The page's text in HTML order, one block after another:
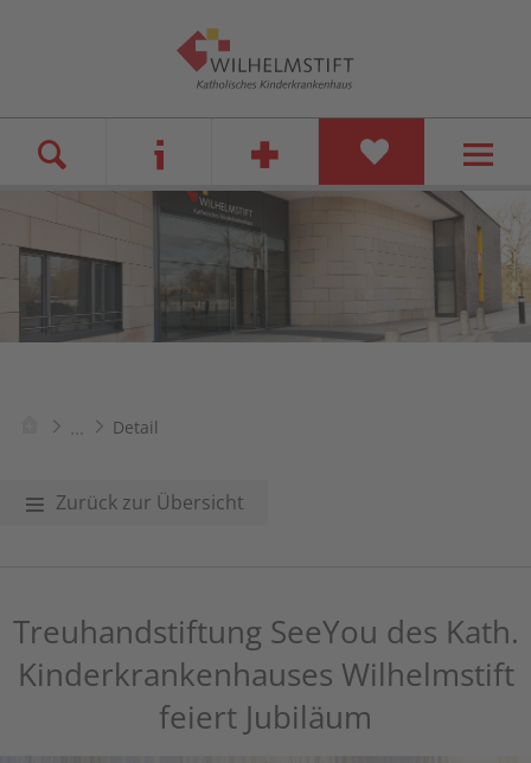
... Detail
Zurück zur Übersicht
Treuhandstiftung SeeYou des Kath.
Kinderkrankenhauses Wilhelmstift
feiert Jubiläum